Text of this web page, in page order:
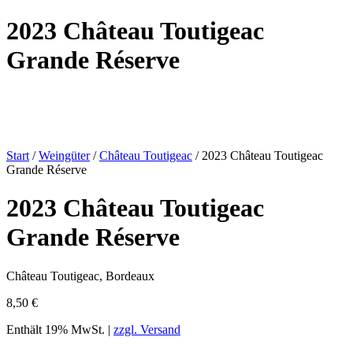
2023 Château Toutigeac
Grande Réserve
Start /Weingüter/Château Toutigeac / 2023 Château Toutigeac
Grande Réserve
2023 Château Toutigeac
Grande Réserve
Château Toutigeac, Bordeaux
8,50 €
Enthält 19% MwSt. | zzgl. Versand